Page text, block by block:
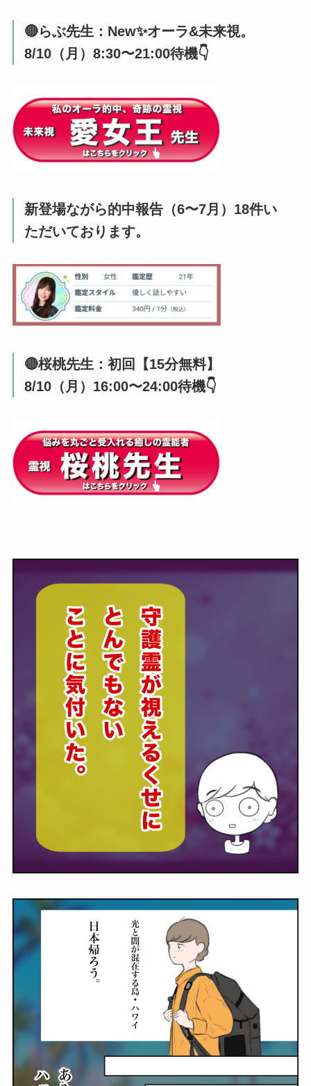
🔴らぶ先生：New✨オーラ&未来視。
8/10（月）8:30〜21:00待機👇️
新登場ながら的中報告（6〜7月）18件い
ただいております。
🔴桜桃先生：初回【15分無料】
8/10（月）16:00〜24:00待機👇️